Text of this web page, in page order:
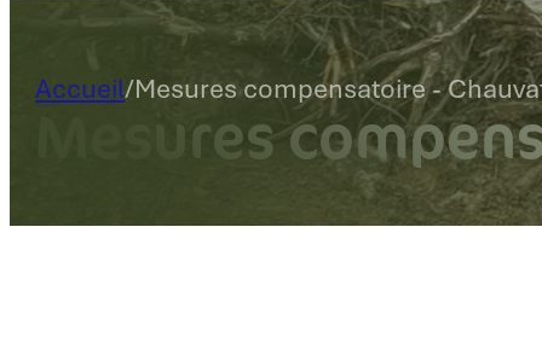
Accueil/Mesures compensatoire -
Mesures